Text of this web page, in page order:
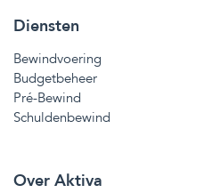
Diensten
Bewindvoering
Budgetbeheer
Pré-Bewind
Schuldenbewind
Over Aktiva